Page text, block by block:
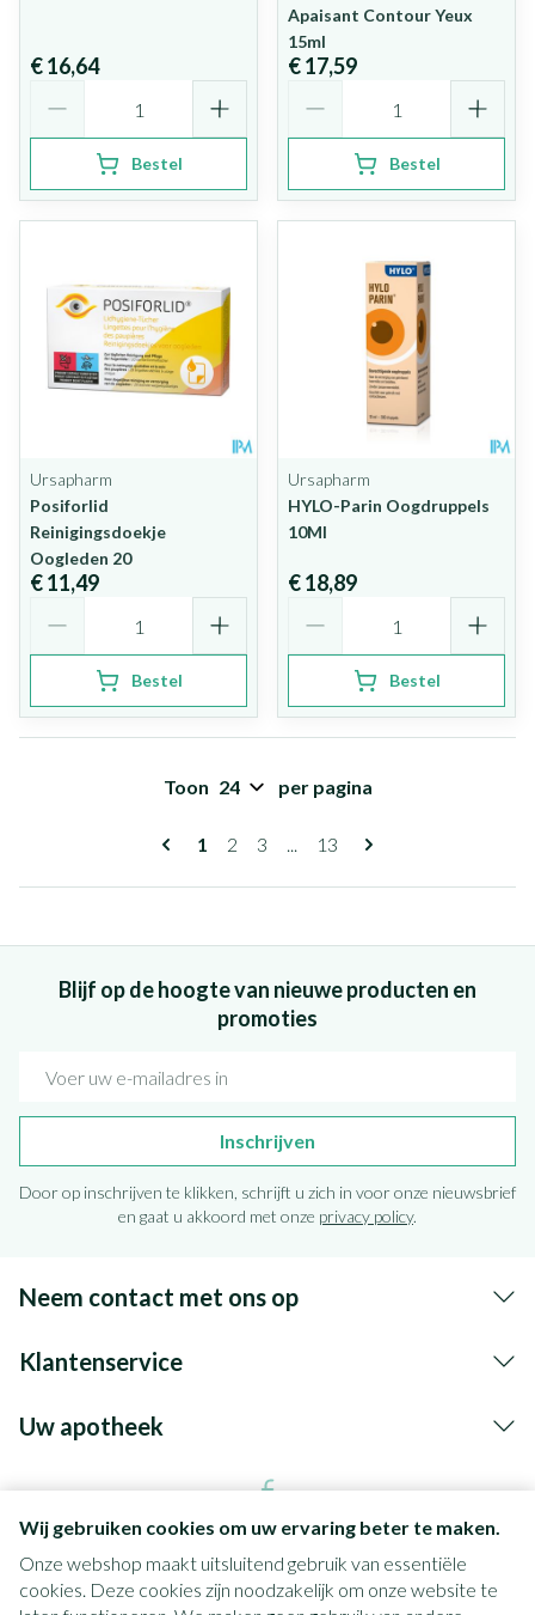
Wij gebruiken cookies om uw ervaring beter te maken.
Onze webshop maakt uitsluitend gebruik van essentiële
cookies. Deze cookies zijn noodzakelijk om onze website te
€ 16,64
Bestel
Apaisant Contour Yeux
15ml
€ 17,59
Bestel
Ursapharm
Posiforlid
Reinigingsdoekje
Oogleden 20
€ 11,49
Bestel
Ursapharm
HYLO-Parin Oogdruppels
10Ml
€ 18,89
Bestel
Pagina's
U lees momenteel pagina
1 Pagina
2 Pagina
3 ... Pagina
13
Toon per pagina
Blijf op de hoogte van nieuwe producten en
promoties
Inschrijven
Door op inschrijven te klikken, schrijft u zich in voor onze nieuwsbrief
en gaat u akkoord met onze privacy policy.
Neem contact met ons op
Klantenservice
Uw apotheek